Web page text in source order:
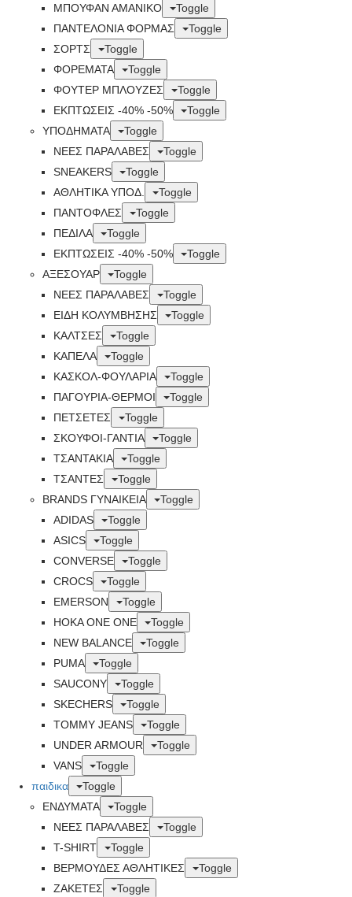
ΜΠΟΥΦΑΝ ΑΜΑΝΙΚΟ
Toggle
ΠΑΝΤΕΛΟΝΙΑ ΦΟΡΜΑΣ
Toggle
ΣΟΡΤΣ
Toggle
ΦΟΡΕΜΑΤΑ
Toggle
ΦΟΥΤΕΡ ΜΠΛΟΥΖΕΣ
Toggle
ΕΚΠΤΏΣΕΙΣ -40% -50%
Toggle
ΥΠΟΔΗΜΑΤΑ
Toggle
ΝΕΕΣ ΠΑΡΑΛΑΒΕΣ
Toggle
SNEAKERS
Toggle
ΑΘΛΗΤΙΚΑ ΥΠΟΔ.
Toggle
ΠΑΝΤΟΦΛΕΣ
Toggle
ΠΕΔΙΛΑ
Toggle
ΕΚΠΤΏΣΕΙΣ -40% -50%
Toggle
ΑΞΕΣΟΥΑΡ
Toggle
ΝΕΕΣ ΠΑΡΑΛΑΒΕΣ
Toggle
ΕΙΔΗ ΚΟΛΥΜΒΗΣΗΣ
Toggle
ΚΑΛΤΣΕΣ
Toggle
ΚΑΠΕΛΑ
Toggle
ΚΑΣΚΟΛ-ΦΟΥΛΑΡΙΑ
Toggle
ΠΑΓΟΥΡΙΑ-ΘΕΡΜΟΙ
Toggle
ΠΕΤΣΈΤΕΣ
Toggle
ΣΚΟΥΦΟΙ-ΓΑΝΤΙΑ
Toggle
ΤΣΑΝΤΑΚΙΑ
Toggle
ΤΣΑΝΤΕΣ
Toggle
BRANDS ΓΥΝΑΙΚΕΊΑ
Toggle
ADIDAS
Toggle
ASICS
Toggle
CONVERSE
Toggle
CROCS
Toggle
EMERSON
Toggle
HOKA ONE ONE
Toggle
NEW BALANCE
Toggle
PUMA
Toggle
SAUCONY
Toggle
SKECHERS
Toggle
TOMMY JEANS
Toggle
UNDER ARMOUR
Toggle
VANS
Toggle
παιδικα
Toggle
ΕΝΔΥΜΑΤΑ
Toggle
ΝΕΕΣ ΠΑΡΑΛΑΒΕΣ
Toggle
T-SHIRT
Toggle
ΒΕΡΜΟΥΔΕΣ ΑΘΛΗΤΙΚΕΣ
Toggle
ΖΑΚΕΤΕΣ
Toggle